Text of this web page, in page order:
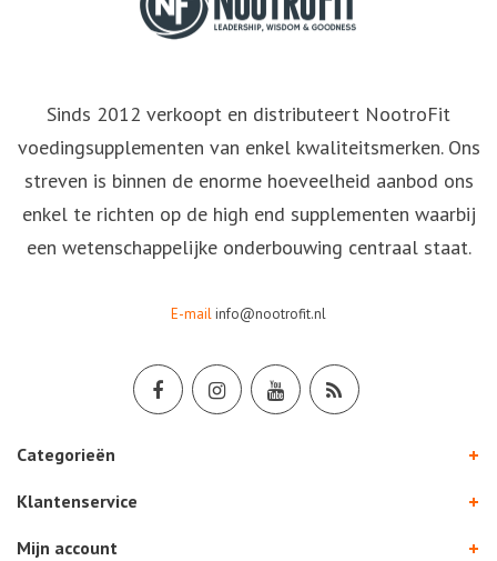
Sinds 2012 verkoopt en distributeert NootroFit
voedingsupplementen van enkel kwaliteitsmerken. Ons
streven is binnen de enorme hoeveelheid aanbod ons
enkel te richten op de high end supplementen waarbij
een wetenschappelijke onderbouwing centraal staat.
E-mailinfo@nootrofit.nl
Categorieën
Klantenservice
Mijn account